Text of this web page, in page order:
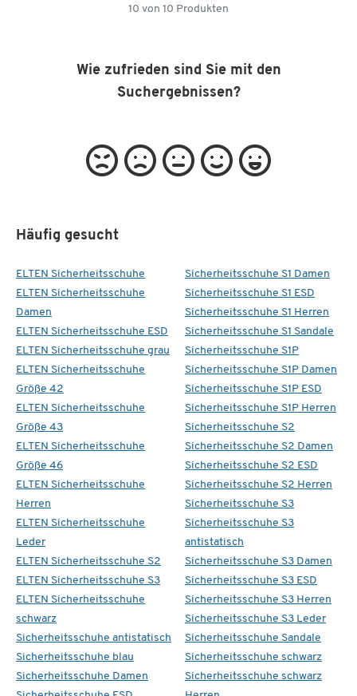
10 von 10 Produkten
Wie zufrieden sind Sie mit den
Suchergebnissen?
Häufig gesucht
ELTEN Sicherheitsschuhe
ELTEN Sicherheitsschuhe
Damen
ELTEN Sicherheitsschuhe ESD
ELTEN Sicherheitsschuhe grau
ELTEN Sicherheitsschuhe
Größe 42
ELTEN Sicherheitsschuhe
Größe 43
ELTEN Sicherheitsschuhe
Größe 46
ELTEN Sicherheitsschuhe
Herren
ELTEN Sicherheitsschuhe
Leder
ELTEN Sicherheitsschuhe S2
ELTEN Sicherheitsschuhe S3
ELTEN Sicherheitsschuhe
schwarz
Sicherheitsschuhe antistatisch
Sicherheitsschuhe blau
Sicherheitsschuhe Damen
Sicherheitsschuhe S1 Damen
Sicherheitsschuhe S1 ESD
Sicherheitsschuhe S1 Herren
Sicherheitsschuhe S1 Sandale
Sicherheitsschuhe S1P
Sicherheitsschuhe S1P Damen
Sicherheitsschuhe S1P ESD
Sicherheitsschuhe S1P Herren
Sicherheitsschuhe S2
Sicherheitsschuhe S2 Damen
Sicherheitsschuhe S2 ESD
Sicherheitsschuhe S2 Herren
Sicherheitsschuhe S3
Sicherheitsschuhe S3
antistatisch
Sicherheitsschuhe S3 Damen
Sicherheitsschuhe S3 ESD
Sicherheitsschuhe S3 Herren
Sicherheitsschuhe S3 Leder
Sicherheitsschuhe Sandale
Sicherheitsschuhe schwarz
Sicherheitsschuhe schwarz